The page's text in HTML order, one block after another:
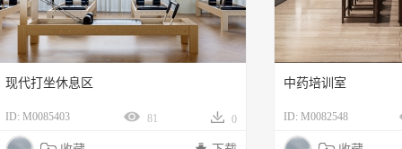
现代打坐休息区
ID: M0085403 81 0
中药培训室
ID: M0082548